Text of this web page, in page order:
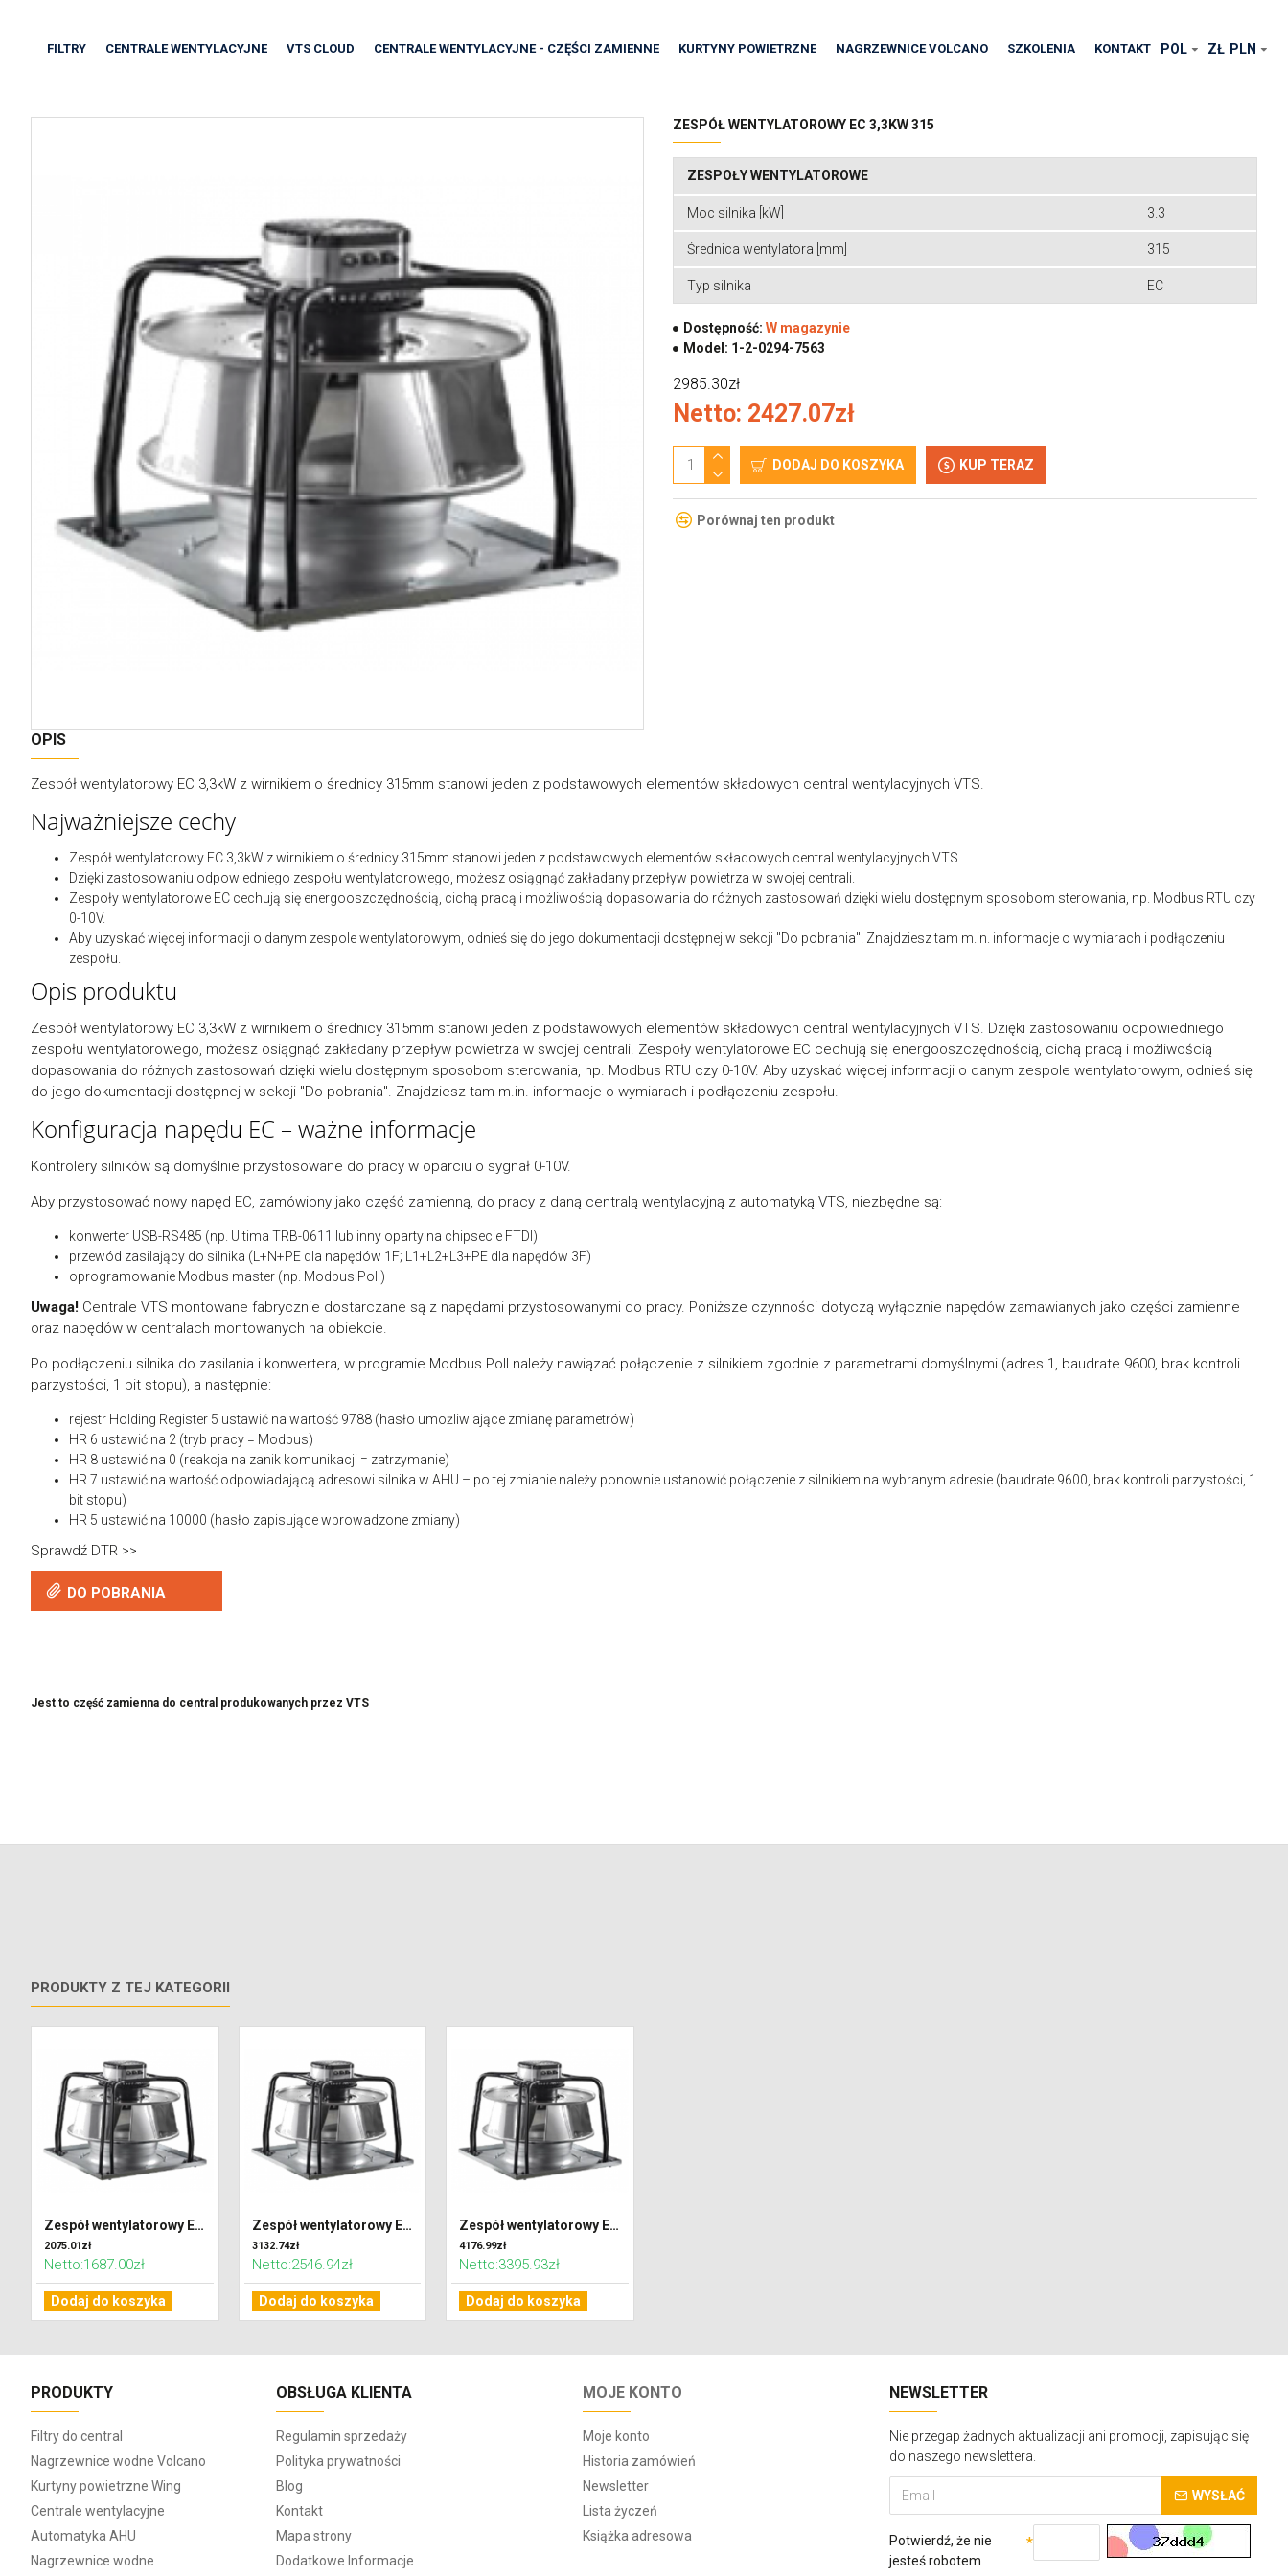
FILTRY CENTRALE WENTYLACYJNE VTS CLOUD CENTRALE WENTYLACYJNE - CZĘŚCI ZAMIENNE KURTYNY POWIETRZNE NAGRZEWNICE VOLCANO SZKOLENIA KONTAKT POL ZŁ PLN
ZESPÓŁ WENTYLATOROWY EC 3,3KW 315
ZESPOŁY WENTYLATOROWE
Moc silnika [kW] 3.3
Średnica wentylatora [mm] 315
Typ silnika EC
Dostępność: W magazynie
Model: 1-2-0294-7563
2985.30zł
Netto: 2427.07zł
DODAJ DO KOSZYKA KUP TERAZ
Porównaj ten produkt
OPIS
Zespół wentylatorowy EC 3,3kW z wirnikiem o średnicy 315mm stanowi jeden z podstawowych elementów składowych central wentylacyjnych VTS.
Najważniejsze cechy
Zespół wentylatorowy EC 3,3kW z wirnikiem o średnicy 315mm stanowi jeden z podstawowych elementów składowych central wentylacyjnych VTS.
Dzięki zastosowaniu odpowiedniego zespołu wentylatorowego, możesz osiągnąć zakładany przepływ powietrza w swojej centrali.
Zespoły wentylatorowe EC cechują się energooszczędnością, cichą pracą i możliwością dopasowania do różnych zastosowań dzięki wielu dostępnym sposobom sterowania, np. Modbus RTU czy
0-10V.
Aby uzyskać więcej informacji o danym zespole wentylatorowym, odnieś się do jego dokumentacji dostępnej w sekcji "Do pobrania". Znajdziesz tam m.in. informacje o wymiarach i podłączeniu
zespołu.
Opis produktu
Zespół wentylatorowy EC 3,3kW z wirnikiem o średnicy 315mm stanowi jeden z podstawowych elementów składowych central wentylacyjnych VTS. Dzięki zastosowaniu odpowiedniego
zespołu wentylatorowego, możesz osiągnąć zakładany przepływ powietrza w swojej centrali. Zespoły wentylatorowe EC cechują się energooszczędnością, cichą pracą i możliwością
dopasowania do różnych zastosowań dzięki wielu dostępnym sposobom sterowania, np. Modbus RTU czy 0-10V. Aby uzyskać więcej informacji o danym zespole wentylatorowym, odnieś się
do jego dokumentacji dostępnej w sekcji "Do pobrania". Znajdziesz tam m.in. informacje o wymiarach i podłączeniu zespołu.
Konfiguracja napędu EC – ważne informacje
Kontrolery silników są domyślnie przystosowane do pracy w oparciu o sygnał 0-10V.
Aby przystosować nowy napęd EC, zamówiony jako część zamienną, do pracy z daną centralą wentylacyjną z automatyką VTS, niezbędne są:
konwerter USB-RS485 (np. Ultima TRB-0611 lub inny oparty na chipsecie FTDI)
przewód zasilający do silnika (L+N+PE dla napędów 1F; L1+L2+L3+PE dla napędów 3F)
oprogramowanie Modbus master (np. Modbus Poll)
Uwaga! Centrale VTS montowane fabrycznie dostarczane są z napędami przystosowanymi do pracy. Poniższe czynności dotyczą wyłącznie napędów zamawianych jako części zamienne
oraz napędów w centralach montowanych na obiekcie.
Po podłączeniu silnika do zasilania i konwertera, w programie Modbus Poll należy nawiązać połączenie z silnikiem zgodnie z parametrami domyślnymi (adres 1, baudrate 9600, brak kontroli
parzystości, 1 bit stopu), a następnie:
rejestr Holding Register 5 ustawić na wartość 9788 (hasło umożliwiające zmianę parametrów)
HR 6 ustawić na 2 (tryb pracy = Modbus)
HR 8 ustawić na 0 (reakcja na zanik komunikacji = zatrzymanie)
HR 7 ustawić na wartość odpowiadającą adresowi silnika w AHU – po tej zmianie należy ponownie ustanowić połączenie z silnikiem na wybranym adresie (baudrate 9600, brak kontroli parzystości, 1
bit stopu)
HR 5 ustawić na 10000 (hasło zapisujące wprowadzone zmiany)
Sprawdź DTR >>
DO POBRANIA
Jest to część zamienna do central produkowanych przez VTS
PRODUKTY Z TEJ KATEGORII
Zespół wentylatorowy EC 1,2kW 315
2075.01zł
Netto:1687.00zł
Dodaj do koszyka
Zespół wentylatorowy EC 2,7kW 400
3132.74zł
Netto:2546.94zł
Dodaj do koszyka
Zespół wentylatorowy EC 3,3kW 450
4176.99zł
Netto:3395.93zł
Dodaj do koszyka
PRODUKTY
Filtry do central
Nagrzewnice wodne Volcano
Kurtyny powietrzne Wing
Centrale wentylacyjne
Automatyka AHU
Nagrzewnice wodne
OBSŁUGA KLIENTA
Regulamin sprzedaży
Polityka prywatności
Blog
Kontakt
Mapa strony
Dodatkowe Informacje
MOJE KONTO
Moje konto
Historia zamówień
Newsletter
Lista życzeń
Książka adresowa
NEWSLETTER
Nie przegap żadnych aktualizacji ani promocji, zapisując się
do naszego newslettera.
WYSŁAĆ
Potwierdź, że nie
jesteś robotem